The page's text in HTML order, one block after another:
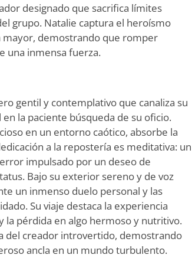
designado que sacrifica límites
grupo. Natalie captura el heroísmo
mayor, demostrando que romper
una inmensa fuerza.
gentil y contemplativo que canaliza su
la paciente búsqueda de su oficio.
en un entorno caótico, absorbe la
a la repostería es meditativa: un
impulsado por un deseo de
Bajo su exterior sereno y de voz
un inmenso duelo personal y las
Su viaje destaca la experiencia
la pérdida en algo hermoso y nutritivo.
del creador introvertido, demostrando
ancla en un mundo turbulento.